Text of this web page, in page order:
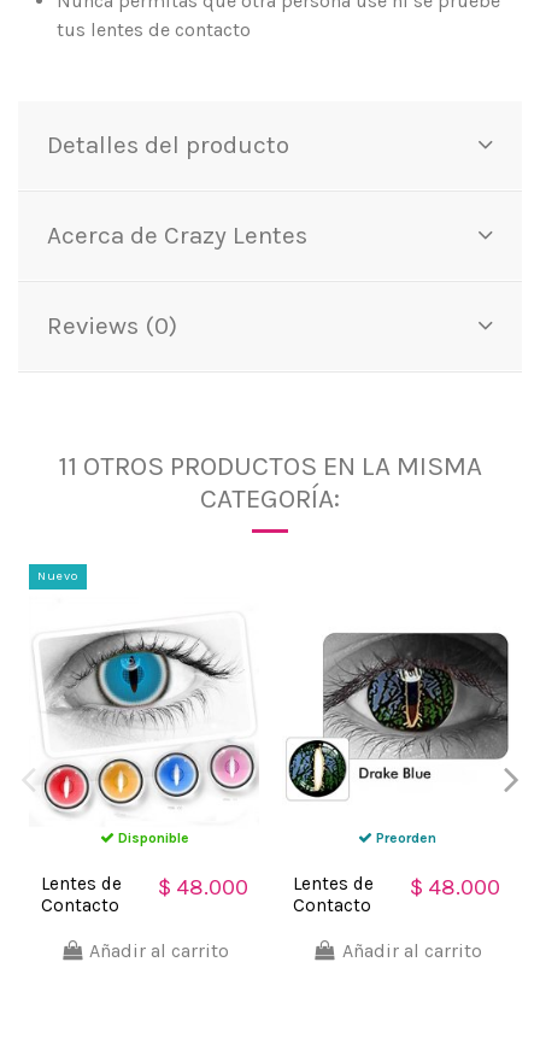
tus lentes de contacto
Detalles del producto
Acerca de Crazy Lentes
Reviews (0)
11 OTROS PRODUCTOS EN LA MISMA
CATEGORÍA:
Nuevo
Disponible
Lentes de
Contacto
Mesh de
$ 48.000
Añadir al carrito
Preorden
Lentes de
Contacto
Blue Nublan
$ 48.000
Añadir al carrito